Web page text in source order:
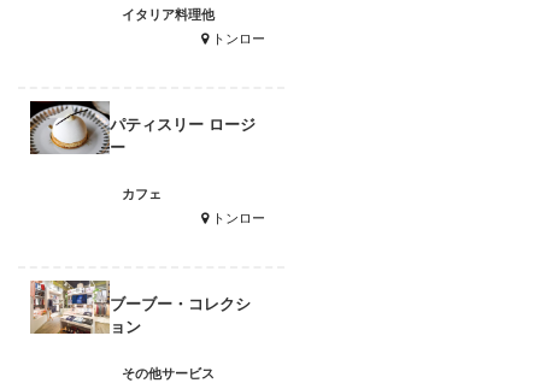
イタリア料理他
トンロー
パティスリー ロージ
ー
カフェ
トンロー
ブーブー・コレクシ
ョン
その他サービス